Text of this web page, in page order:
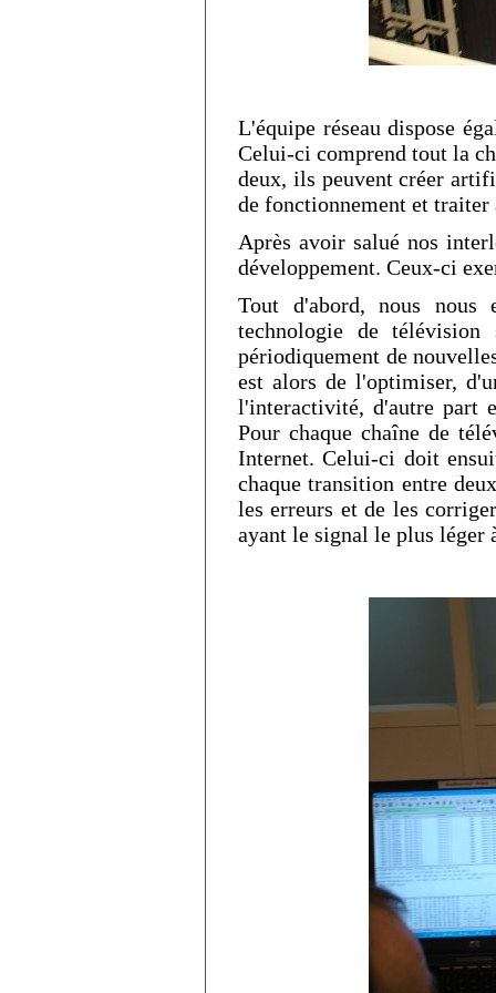
L'équipe réseau dispose
Celui-ci comprend tout la
deux, ils peuvent créer
de fonctionnement et
Après avoir salué nos
développement. Ceux-ci
Tout d'abord, nous nous
technologie de
périodiquement de
est alors de l'optimiser,
l'interactivité, d'autre part
Pour chaque chaîne de
Internet. Celui-ci doit
chaque transition entre
les erreurs et de les
ayant le signal le plus léger